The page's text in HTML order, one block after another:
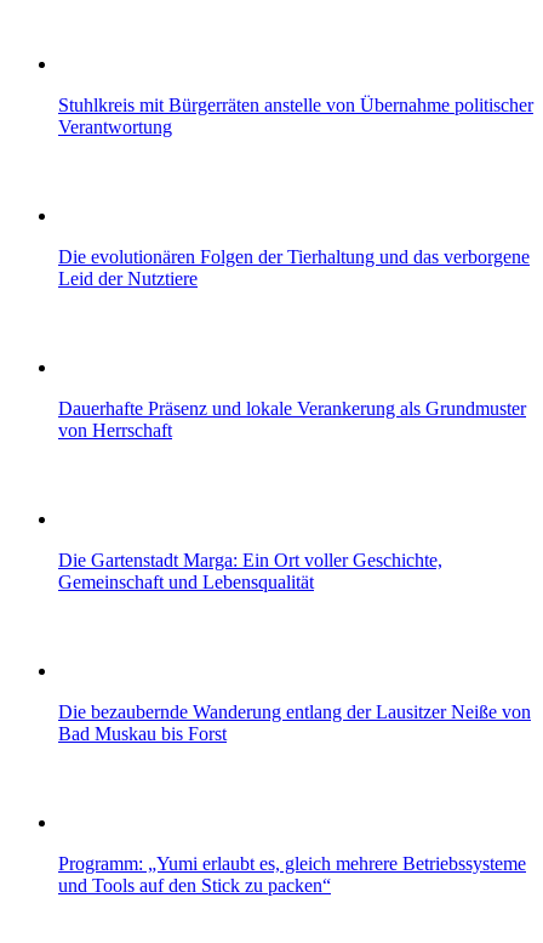
Stuhlkreis mit Bürgerräten anstelle von Übernahme politischer
Verantwortung
Die evolutionären Folgen der Tierhaltung und das verborgene
Leid der Nutztiere
Dauerhafte Präsenz und lokale Verankerung als Grundmuster
von Herrschaft
Die Gartenstadt Marga: Ein Ort voller Geschichte,
Gemeinschaft und Lebensqualität
Die bezaubernde Wanderung entlang der Lausitzer Neiße von
Bad Muskau bis Forst
Programm: „Yumi erlaubt es, gleich mehrere Betriebssysteme
und Tools auf den Stick zu packen“